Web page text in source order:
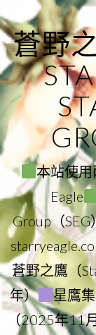
to
content
蒼野
本站使
Eagle
Group（SEG
蒼野之鷹（
年）
星鷹
（2025年11